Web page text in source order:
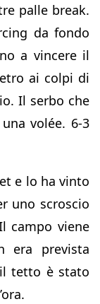
palle break.
da fondo
a vincere il
ai colpi di
Il serbo che
volée. 6-3
e lo ha vinto
uno scroscio
campo viene
era prevista
tetto è stato